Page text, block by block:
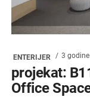
ENTERIJER 3
projekat:
Office